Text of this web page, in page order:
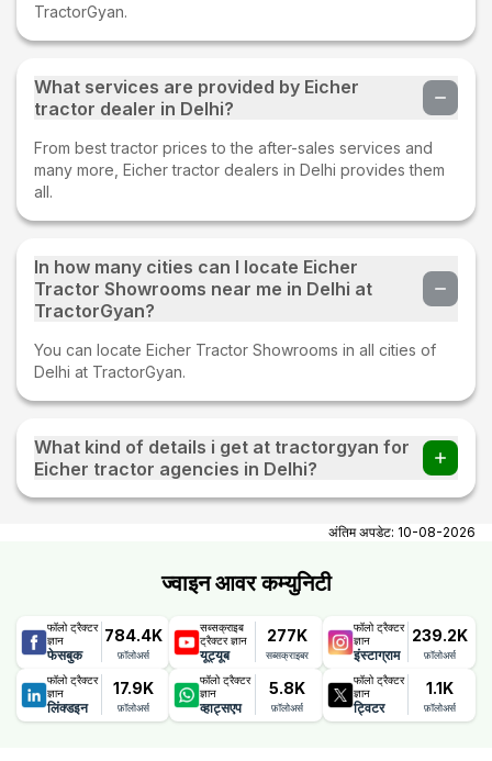
TractorGyan.
What services are provided by Eicher
tractor dealer in Delhi?
From best tractor prices to the after-sales services and
many more, Eicher tractor dealers in Delhi provides them
all.
In how many cities can I locate Eicher
Tractor Showrooms near me in Delhi at
TractorGyan?
You can locate Eicher Tractor Showrooms in all cities of
Delhi at TractorGyan.
What kind of details i get at tractorgyan for
Eicher tractor agencies in Delhi?
At tractorgyan get Eicher tractor showrooms in Delhi
contact number, email, city, pincode, address.
अंतिम अपडेट: 10-08-2026
ज्वाइन आवर कम्युनिटी
फॉलो ट्रैक्टर
ज्ञान
फेसबुक
784.4K
फ़ॉलोअर्स
सब्सक्राइब
ट्रैक्टर ज्ञान
यूट्यूब
277K
सब्सक्राइबर
फॉलो ट्रैक्टर
ज्ञान
इंस्टाग्राम
239.2K
फ़ॉलोअर्स
फॉलो ट्रैक्टर
ज्ञान
लिंक्डइन
17.9K
फ़ॉलोअर्स
फॉलो ट्रैक्टर
ज्ञान
व्हाट्सएप
5.8K
फ़ॉलोअर्स
फॉलो ट्रैक्टर
ज्ञान
ट्विटर
1.1K
फ़ॉलोअर्स